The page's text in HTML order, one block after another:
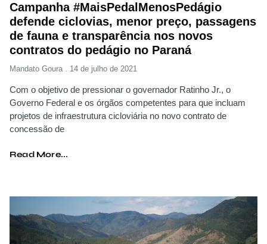
Campanha #MaisPedalMenosPedágio
defende ciclovias, menor preço, passagens
de fauna e transparência nos novos
contratos do pedágio no Paraná
Mandato Goura 14 de julho de 2021
Com o objetivo de pressionar o governador Ratinho Jr., o
Governo Federal e os órgãos competentes para que incluam
projetos de infraestrutura cicloviária no novo contrato de
concessão de
Read More...